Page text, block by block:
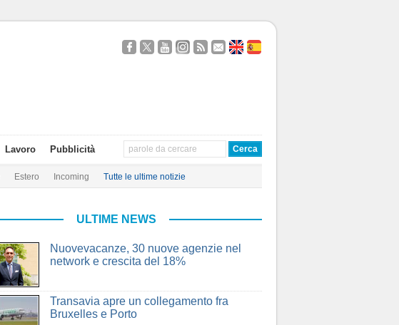
SeguiciSeguiGuardaciSeguiciSeguiContattaci
About
Lavoro Pubblicità
Estero Incoming Tutte le ultime notizie
ULTIME NEWS
Nuovevacanze, 30 nuove agenzie nel
network e crescita del 18%
Transavia apre un collegamento fra
Bruxelles e Porto